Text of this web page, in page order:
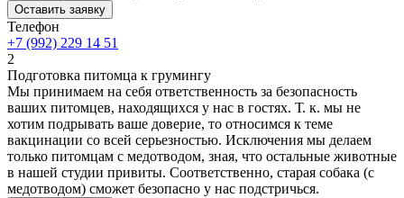
Оставить заявку
Телефон
+7 (992) 229 14 51
2
Подготовка питомца к грумингу
Мы принимаем на себя ответственность за безопасность
ваших питомцев, находящихся у нас в гостях. Т. к. мы не
хотим подрывать ваше доверие, то относимся к теме
вакцинации со всей серьезностью. Исключения мы делаем
только питомцам с медотводом, зная, что остальные животные
в нашей студии привиты. Соответственно, старая собака (с
медотводом) сможет безопасно у нас подстричься.